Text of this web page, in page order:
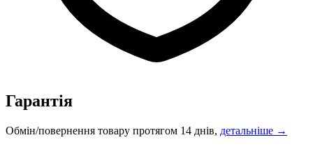
Гарантія
Обмін/повернення товару протягом 14 днів, детальніше →